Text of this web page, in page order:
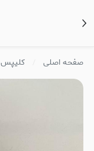
صفحه اصلی کلیپس